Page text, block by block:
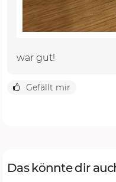
war gut!
Gefällt mir
Das könnte dir